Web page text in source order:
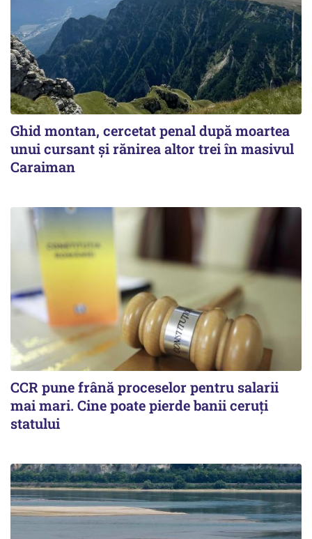
Ghid montan, cercetat penal după moartea
unui cursant și rănirea altor trei în masivul
Caraiman
CCR pune frână proceselor pentru salarii
mai mari. Cine poate pierde banii ceruți
statului